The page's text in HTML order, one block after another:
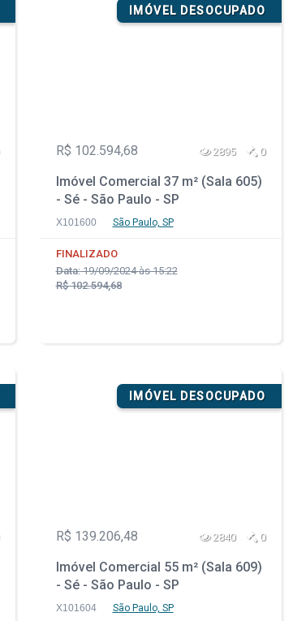
IMÓVEL DESOCUPADO
R$ 102.594,68 2895 0
Imóvel Comercial 37 m² (Sala 605)
- Sé - São Paulo - SP
X101600 São Paulo, SP
FINALIZADO
Data:19/09/2024 às 15:22
R$ 102.594,68
IMÓVEL DESOCUPADO
R$ 139.206,48 2840 0
Imóvel Comercial 55 m² (Sala 609)
- Sé - São Paulo - SP
X101604 São Paulo, SP